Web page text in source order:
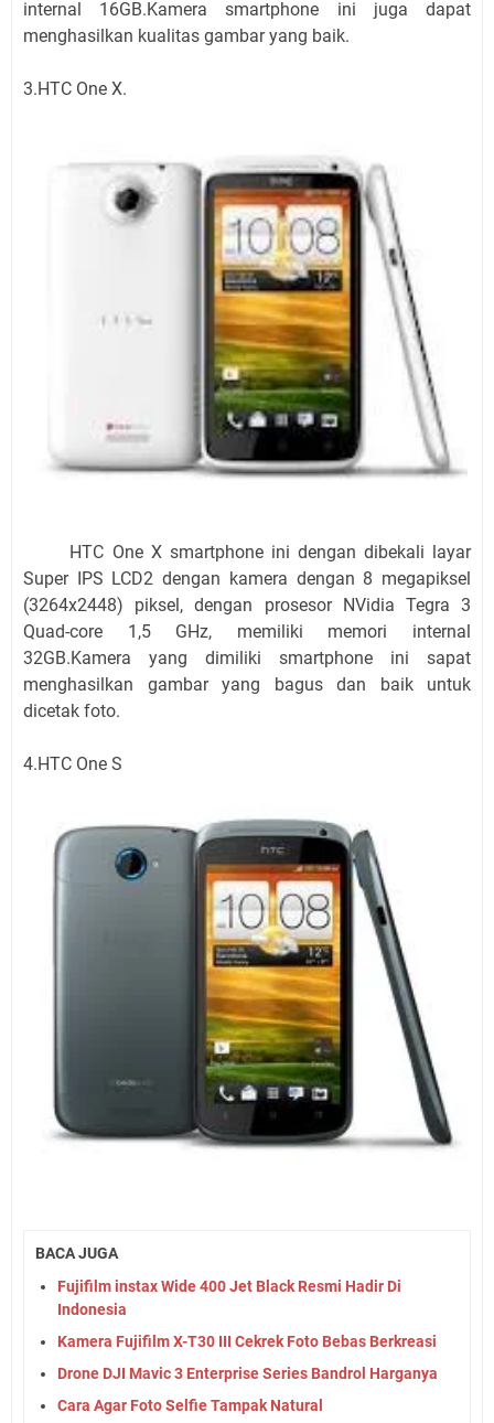
internal 16GB.Kamera smartphone ini juga dapat
menghasilkan kualitas gambar yang baik.
3.HTC One X.
HTC One X smartphone ini dengan dibekali layar
Super IPS LCD2 dengan kamera dengan 8 megapiksel
(3264x2448) piksel, dengan prosesor NVidia Tegra 3
Quad-core 1,5 GHz, memiliki memori internal
32GB.Kamera yang dimiliki smartphone ini sapat
menghasilkan gambar yang bagus dan baik untuk
dicetak foto.
4.HTC One S
BACA JUGA
Fujifilm instax Wide 400 Jet Black Resmi Hadir Di
Indonesia
Kamera Fujifilm X-T30 III Cekrek Foto Bebas Berkreasi
Drone DJI Mavic 3 Enterprise Series Bandrol Harganya
Cara Agar Foto Selfie Tampak Natural